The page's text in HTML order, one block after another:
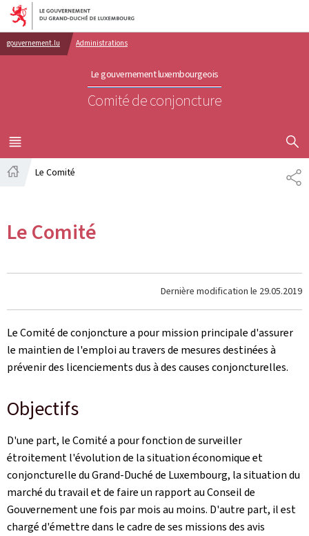
Aller au menu principal
Aller au contenu
gouvernement.lu Administrations
Le gouvernement luxembourgeois
Comité de conjoncture
MENU
PRINCIPAL
Le Comité
Le Comité
Dernière modification le 29.05.2019
Le Comité de conjoncture a pour mission principale d'assurer
le maintien de l'emploi au travers de mesures destinées à
prévenir des licenciements dus à des causes conjoncturelles.
Objectifs
D'une part, le Comité a pour fonction de surveiller
étroitement l'évolution de la situation économique et
conjoncturelle du Grand-Duché de Luxembourg, la situation du
marché du travail et de faire un rapport au Conseil de
Gouvernement une fois par mois au moins. D'autre part, il est
chargé d'émettre dans le cadre de ses missions des avis